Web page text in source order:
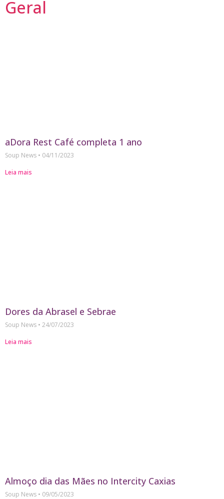
Geral
aDora Rest Café completa 1 ano
Soup News
04/11/2023
Leia mais
Dores da Abrasel e Sebrae
Soup News
24/07/2023
Leia mais
Almoço dia das Mães no Intercity Caxias
Soup News
09/05/2023